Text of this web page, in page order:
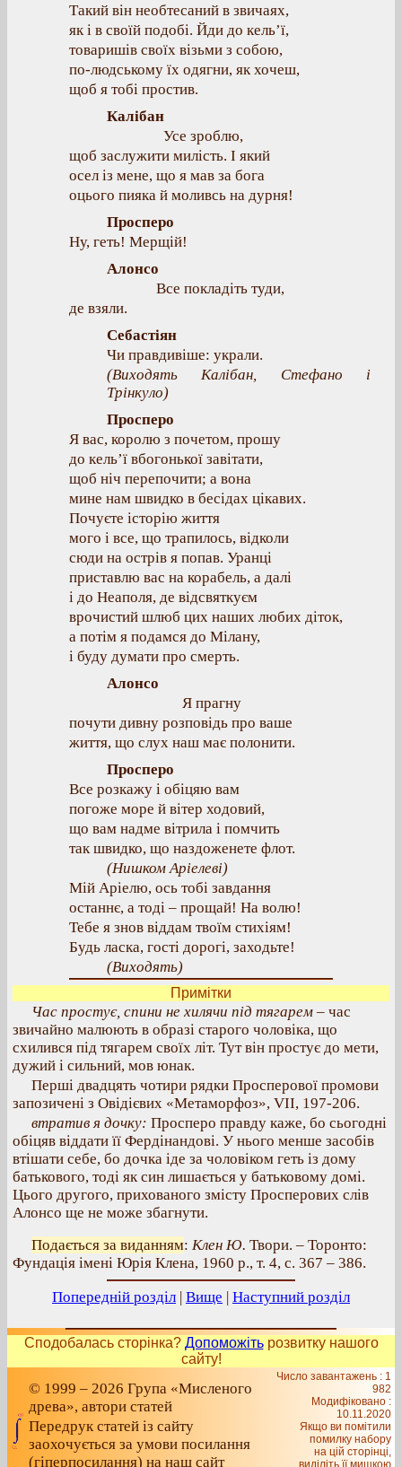
Такий він необтесаний в звичаях,
як і в своїй подобі. Йди до кель’ї,
товаришів своїх візьми з собою,
по-людському їх одягни, як хочеш,
щоб я тобі простив.
Калібан
Усе зроблю,
щоб заслужити милість. І який
осел із мене, що я мав за бога
оцього пияка й моливсь на дурня!
Просперо
Ну, геть! Мерщій!
Алонсо
Все покладіть туди,
де взяли.
Себастіян
Чи правдивіше: украли.
(Виходять Калібан, Стефано і
Трінкуло)
Просперо
Я вас, королю з почетом, прошу
до кель’ї вбогонької завітати,
щоб ніч перепочити; а вона
мине нам швидко в бесідах цікавих.
Почуєте історію життя
мого і все, що трапилось, відколи
сюди на острів я попав. Уранці
приставлю вас на корабель, а далі
і до Неаполя, де відсвяткуєм
врочистий шлюб цих наших любих діток,
а потім я подамся до Мілану,
і буду думати про смерть.
Алонсо
Я прагну
почути дивну розповідь про ваше
життя, що слух наш має полонити.
Просперо
Все розкажу і обіцяю вам
погоже море й вітер ходовий,
що вам надме вітрила і помчить
так швидко, що наздоженете флот.
(Нишком Аріелеві)
Мій Аріелю, ось тобі завдання
останнє, а тоді – прощай! На волю!
Тебе я знов віддам твоїм стихіям!
Будь ласка, гості дорогі, заходьте!
(Виходять)
Примітки
Час простує, спини не хилячи під тягарем – час
звичайно малюють в образі старого чоловіка, що
схилився під тягарем своїх літ. Тут він простує до мети,
дужий і сильний, мов юнак.
Перші двадцять чотири рядки Просперової промови
запозичені з Овідієвих «Метаморфоз», VII, 197-206.
втратив я дочку: Просперо правду каже, бо сьогодні
обіцяв віддати її Фердінандові. У нього менше засобів
втішати себе, бо дочка іде за чоловіком геть із дому
батькового, тоді як син лишається у батьковому домі.
Цього другого, прихованого змісту Просперових слів
Алонсо ще не може збагнути.
Подається за виданням: Клен Ю. Твори. – Торонто:
Фундація імені Юрія Клена, 1960 р., т. 4, с. 367 – 386.
Попередній розділ | Вище | Наступний розділ
Сподобалась сторінка? Допоможітьрозвитку нашого
сайту!
© 1999 – 2026 Група «Мисленого
древа», автори статей
Передрук статей із сайту
заохочується за умови посилання
(гіперпосилання) на наш сайт
Число завантажень : 1
982
Модифіковано :
10.11.2020
Якщо ви помітили
помилку набору
на цiй сторiнцi,
видiлiть її мишкою